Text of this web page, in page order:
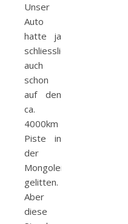
Unser
Auto
hatte ja
schliesslich
auch
schon
auf den
ca.
4000km
Piste in
der
Mongolei
gelitten.
Aber
diese